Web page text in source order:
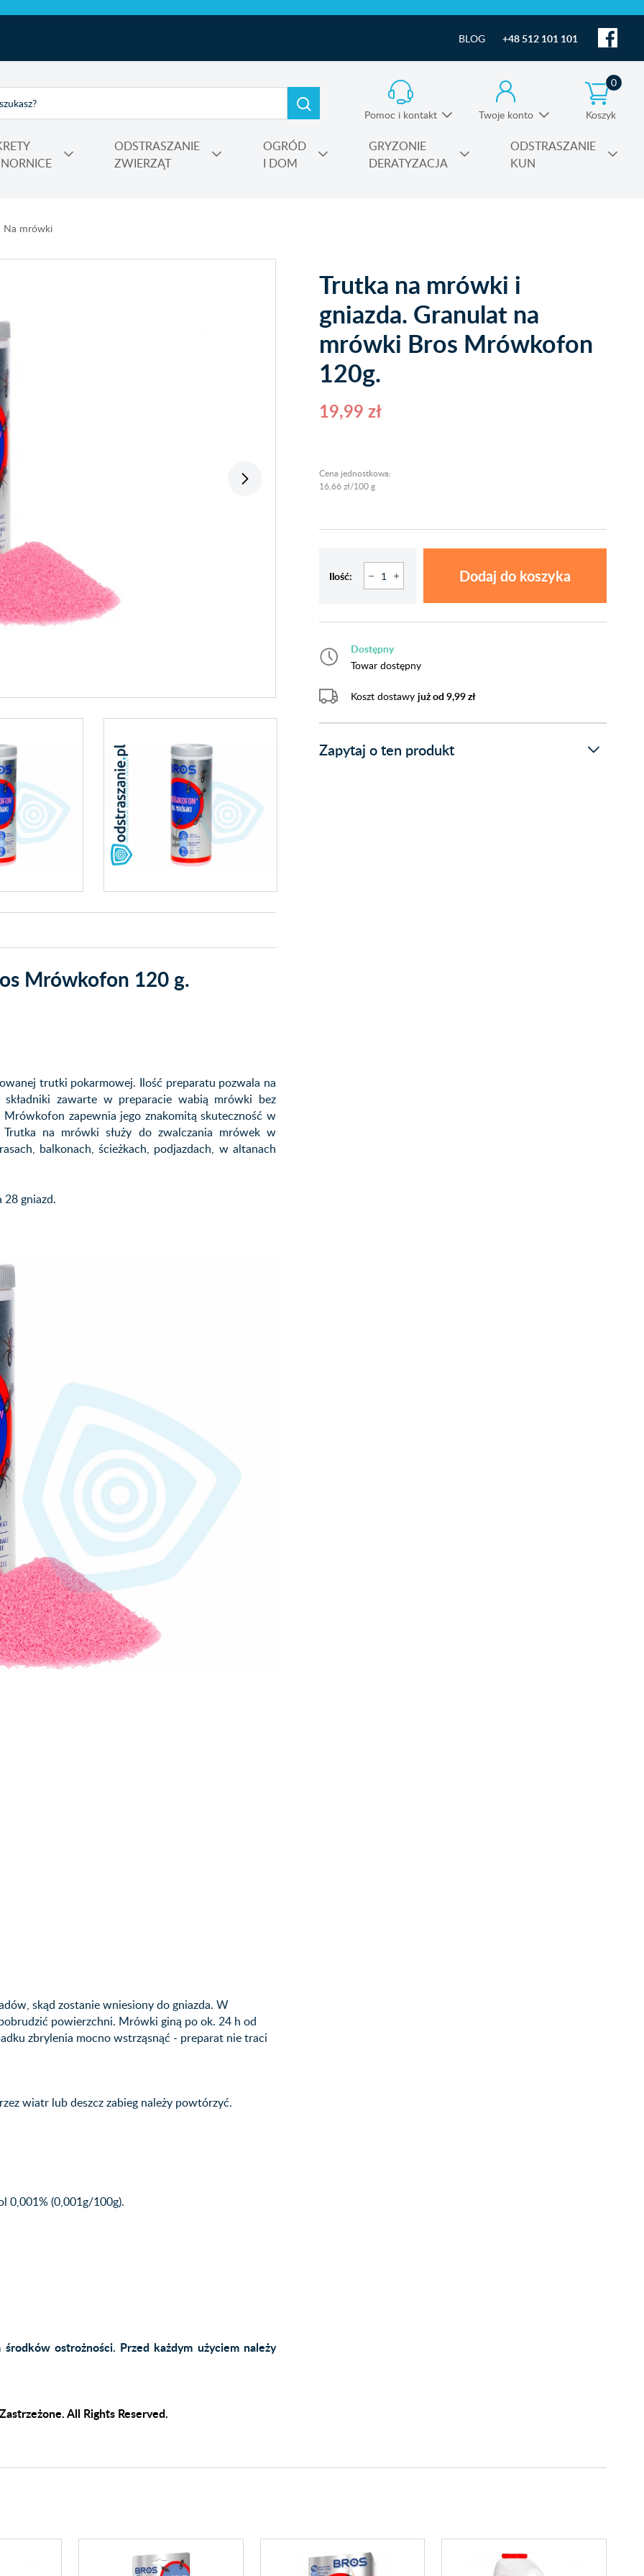
BLOG +48 512 101 101
Pomoc i kontakt Twoje konto Koszyk
0
ODSTRASZANIE
ZWIERZĄT
OGRÓD
I DOM
GRYZONIE
DERATYZACJA
ODSTRASZANIE
KUN
Na mrówki
Trutka na mrówki i
gniazda. Granulat na
mrówki Bros Mrówkofon
120g.
19,99 zł
Cena jednostkowa:
16,66 zł/100 g
Ilość: Dodaj do koszyka
Dostępny
Towar dostępny
Koszt dostawy już od 9,99 zł
Zapytaj o ten produkt
Mrówkofon 120 g.
trutki pokarmowej. Ilość preparatu pozwala na
zawarte w preparacie wabią mrówki bez
zapewnia jego znakomitą skuteczność w
na mrówki służy do zwalczania mrówek w
balkonach, ścieżkach, podjazdach, w altanach
28 gniazd.
skąd zostanie wniesiony do gniazda. W
powierzchni. Mrówki giną po ok. 24 h od
zbrylenia mocno wstrząsnąć - preparat nie traci
wiatr lub deszcz zabieg należy powtórzyć.
0,001% (0,001g/100g).
ostrożności. Przed każdym użyciem należy
All Rights Reserved.